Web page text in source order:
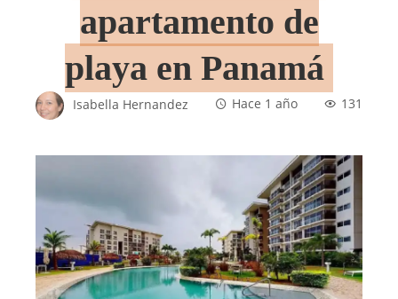
apartamento de
playa en Panamá
Isabella Hernandez Hace 1 año 131